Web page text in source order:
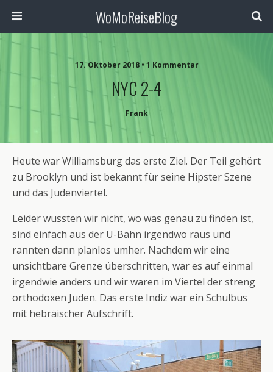
WoMoReiseBlog
17. Oktober 2018 • 1 Kommentar
NYC 2-4
Frank
Heute war Williamsburg das erste Ziel. Der Teil gehört
zu Brooklyn und ist bekannt für seine Hipster Szene
und das Judenviertel.
Leider wussten wir nicht, wo was genau zu finden ist,
sind einfach aus der U-Bahn irgendwo raus und
rannten dann planlos umher. Nachdem wir eine
unsichtbare Grenze überschritten, war es auf einmal
irgendwie anders und wir waren im Viertel der streng
orthodoxen Juden. Das erste Indiz war ein Schulbus
mit hebräischer Aufschrift.